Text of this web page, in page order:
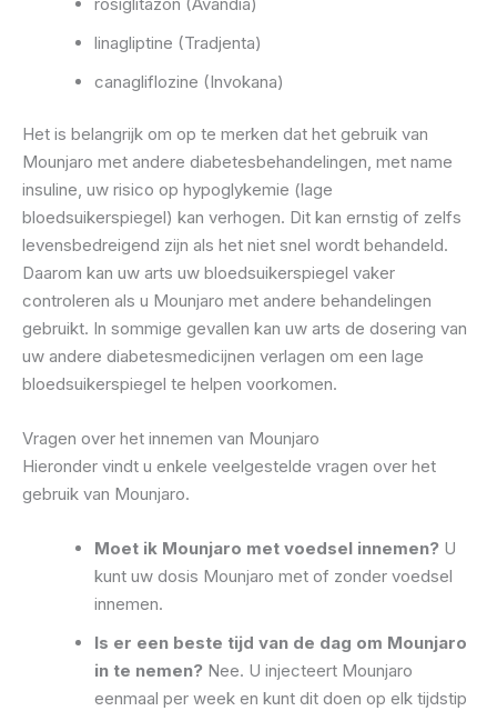
linagliptine (Tradjenta)
canagliflozine (Invokana)
Het is belangrijk om op te merken dat het gebruik van
Mounjaro met andere diabetesbehandelingen, met name
insuline, uw risico op hypoglykemie (lage
bloedsuikerspiegel) kan verhogen. Dit kan ernstig of zelfs
levensbedreigend zijn als het niet snel wordt behandeld.
Daarom kan uw arts uw bloedsuikerspiegel vaker
controleren als u Mounjaro met andere behandelingen
gebruikt. In sommige gevallen kan uw arts de dosering van
uw andere diabetesmedicijnen verlagen om een ​​lage
bloedsuikerspiegel te helpen voorkomen.
Vragen over het innemen van Mounjaro
Hieronder vindt u enkele veelgestelde vragen over het
gebruik van Mounjaro.
Moet ik Mounjaro met voedsel innemen? U
kunt uw dosis Mounjaro met of zonder voedsel
innemen.
Is er een beste tijd van de dag om Mounjaro
in te nemen? Nee. U injecteert Mounjaro
eenmaal per week en kunt dit doen op elk tijdstip